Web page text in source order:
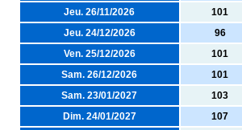
Jeu. 26/11/2026
101
Jeu. 24/12/2026
96
Ven. 25/12/2026
101
Sam. 26/12/2026
101
Sam. 23/01/2027
103
Dim. 24/01/2027
107